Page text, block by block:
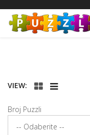
VIEW:
Broj Puzzli